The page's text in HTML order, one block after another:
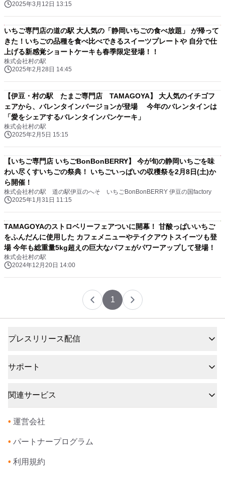
2025年3月12日 13:15
いちご専門店の道の駅 大人気の「静岡いちごの食べ放題」 が帰って
きた！いちごの品種を食べ比べできるスイーツプレートや 自分で仕
上げる新感覚ショートケーキも春季限定登場！！
株式会社村の駅
2025年2月28日 14:45
【伊豆・村の駅 たまご専門店 TAMAGOYA】 大人気のイチゴフ
ェアから、バレンタインバージョンが登場 今年のバレンタインは
「愛をシェアするバレンタインパンケーキ」
株式会社村の駅
2025年2月5日 15:15
【いちご専門店 いちごBonBonBERRY】 今が旬の静岡いちごを味
わい尽くすいちごの祭典！ いちごいっぱいの収穫祭を2月8日(土)か
ら開催！
株式会社村の駅 道の駅伊豆のへそ いちごBonBonBERRY 伊豆の国factory
2025年1月31日 11:15
TAMAGOYAのストロベリーフェアついに開幕！ 甘酸っぱいいちご
をふんだんに使用した カフェメニューやテイクアウトスイーツも登
場 今年も総重量5kg超えの巨大なパフェがパワーアップして登場！
株式会社村の駅
2024年12月20日 14:00
1
プレスリリース配信
サポート
関連サービス
• 運営会社
• パートナープログラム
• 利用規約